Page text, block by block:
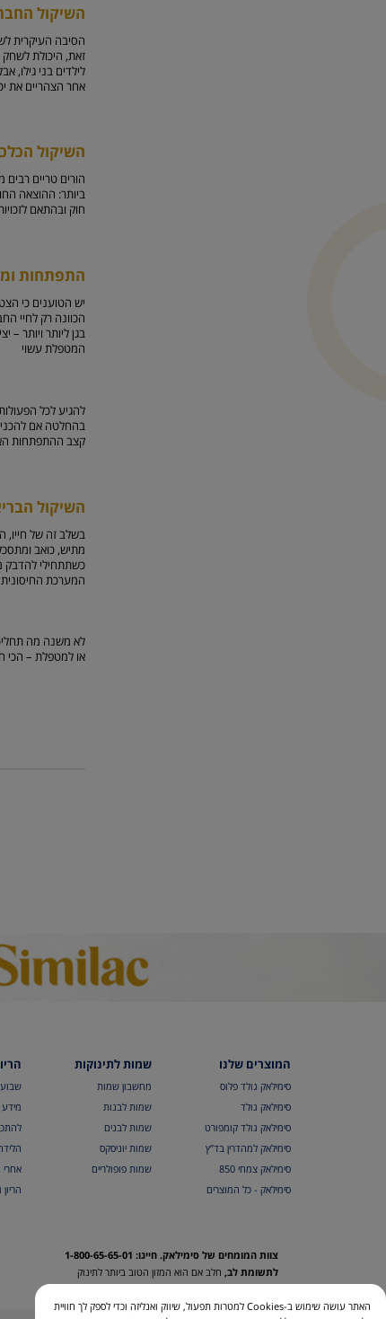
השיקול
הסיבה העיקרית
זאת, היכולת לשחק
לילדים בני
אחר הצהריים את
השיקול
הורים טריים
ביותר: ההוצאה
חוק ובהתאם
התפתחות
יש הטוענים כי
הכוונה רק לחיי
בגן ליותר ויותר
המטפלת עשוי
להגיע לכל
בהחלטה אם
קצב ההתפתחות
השיקול
בשלב זה של חייו,
מתיש, כואב
כשתתחילי להדבק
המערכת החיסונית
לא משנה מה
או למטפלת – הכי
המוצרים שלנו
סימילאק גולד פלוס
סימילאק גולד
סימילאק גולד קומפורט
סימילאק למהדרין בד”ץ
סימילאק צמחי 850
סימילאק - כל המוצרים
שמות לתינוקות
מחשבון שמות
שמות לבנות
שמות לבנים
שמות יוניסקס
שמות פופולריים
מידע
אחרי
צוות המומחים של סימילאק. חייגו: 1-800-65-65-01
לתשומת לב, חלב אם הוא המזון הטוב ביותר לתינוק
האתר עושה שימוש ב-Cookies למטרות תפעול, שיווק ואנליזה וכדי לספק לך חוויית